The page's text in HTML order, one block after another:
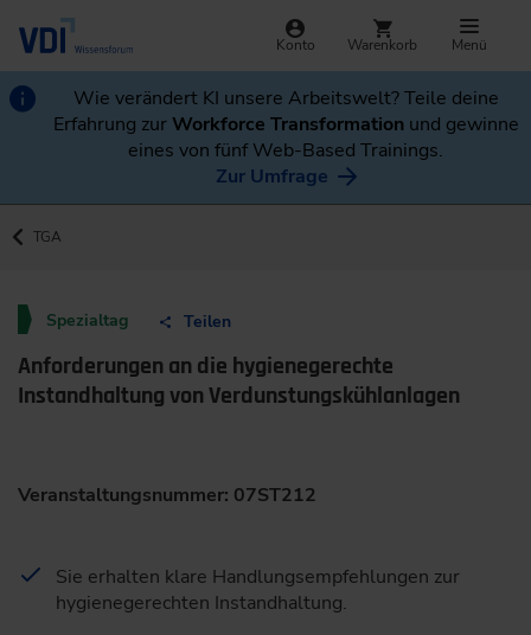
Konto Warenkorb Menü
Wie verändert KI unsere Arbeitswelt? Teile deine
Erfahrung zurWorkforce Transformation und gewinne
eines von fünf Web-Based Trainings.
Zur Umfrage
TGA
Spezialtag Teilen
Anforderungen an die hygienegerechte
Instandhaltung von Verdunstungskühlanlagen
Veranstaltungsnummer: 07ST212
Sie erhalten klare Handlungsempfehlungen zur
hygienegerechten Instandhaltung.